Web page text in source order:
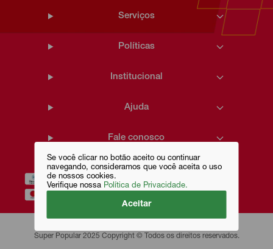
Se você clicar no botão aceito ou continuar
navegando, consideramos que você aceita o uso
de nossos cookies.
Verifique nossa Política de Privacidade.
Aceitar
Serviços
Políticas
Institucional
Ajuda
Fale conosco
Super Popular 2025 Copyright © Todos os direitos reservados.